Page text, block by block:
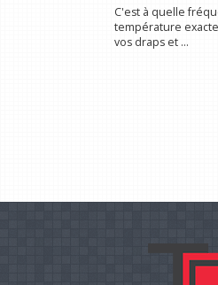
C'est à quelle
température
vos draps et ...